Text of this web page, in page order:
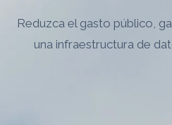
Reduzca el gasto público,
una infraestructura de